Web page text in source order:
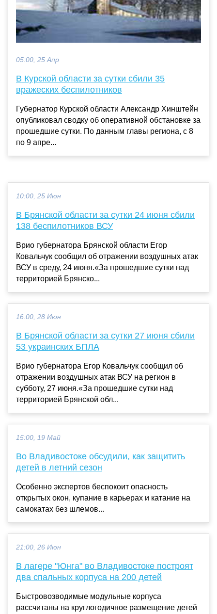
05:00, 25 Апр
В Курской области за сутки сбили 35
вражеских беспилотников
Губернатор Курской области Александр Хинштейн
опубликовал сводку об оперативной обстановке за
прошедшие сутки. По данным главы региона, с 8
по 9 апре...
10:00, 25 Июн
В Брянской области за сутки 24 июня сбили
138 беспилотников ВСУ
Врио губернатора Брянской области Егор
Ковальчук сообщил об отражении воздушных атак
ВСУ в среду, 24 июня.«За прошедшие сутки над
территорией Брянско...
16:00, 28 Июн
В Брянской области за сутки 27 июня сбили
53 украинских БПЛА
Врио губернатора Егор Ковальчук сообщил об
отражении воздушных атак ВСУ на регион в
субботу, 27 июня.«За прошедшие сутки над
территорией Брянской обл...
15:00, 19 Май
Во Владивостоке обсудили, как защитить
детей в летний сезон
Особенно экспертов беспокоит опасность
открытых окон, купание в карьерах и катание на
самокатах без шлемов...
21:00, 26 Июн
В лагере "Юнга" во Владивостоке построят
два спальных корпуса на 200 детей
Быстровозводимые модульные корпуса
рассчитаны на круглогодичное размещение детей